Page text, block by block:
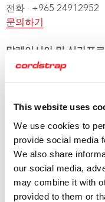
This website uses
We use cookies to
provide social media
We also share
our social media,
may combine it with
provided to them or
전화 +965 24912952
문의하기
말레이시아 및 싱가포르
전화 +603 3325 1616
뉴질랜드
전화 +64 3 5485459
문의하기
사우디 아라비아
전화 +966 3 8473734
문의하기